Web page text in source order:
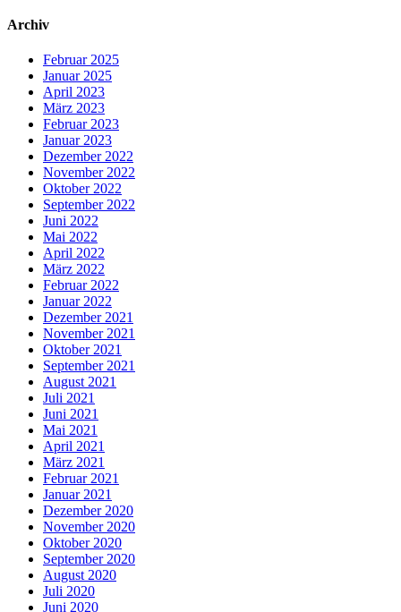
Archiv
Februar 2025
Januar 2025
April 2023
März 2023
Februar 2023
Januar 2023
Dezember 2022
November 2022
Oktober 2022
September 2022
Juni 2022
Mai 2022
April 2022
März 2022
Februar 2022
Januar 2022
Dezember 2021
November 2021
Oktober 2021
September 2021
August 2021
Juli 2021
Juni 2021
Mai 2021
April 2021
März 2021
Februar 2021
Januar 2021
Dezember 2020
November 2020
Oktober 2020
September 2020
August 2020
Juli 2020
Juni 2020